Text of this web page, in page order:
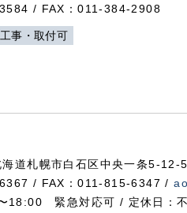
/ FAX：011-384-2908
工事・取付可
道札幌市白石区中央一条5-12-5
/ FAX：011-815-6347 /
18:00 緊急対応可 / 定休日：